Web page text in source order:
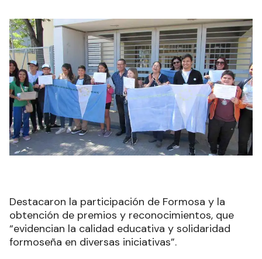
Destacaron la participación de Formosa y la
obtención de premios y reconocimientos, que
“evidencian la calidad educativa y solidaridad
formoseña en diversas iniciativas”.